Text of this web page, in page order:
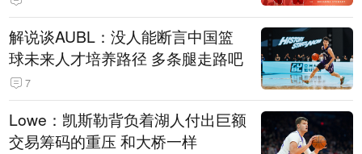
解说谈AUBL：没人能断言中国篮
球未来人才培养路径 多条腿走路吧
7
Lowe：凯斯勒背负着湖人付出巨额
交易筹码的重压 和大桥一样